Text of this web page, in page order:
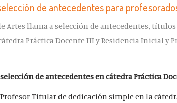
de antecedentes para
Artes llama a selección de antecedentes,
Práctica Docente III y Residencia Inicial y
de antecedentes en cátedra Práctica
Titular de dedicación simple en la